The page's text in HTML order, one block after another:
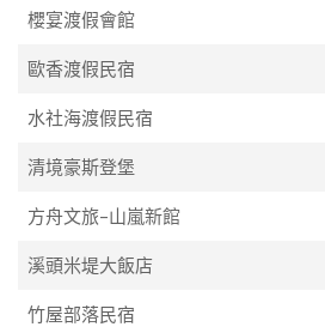
櫻宴渡假會館
歐香渡假民宿
水社海渡假民宿
清境豪斯登堡
方舟文旅–山嵐新館
溪頭米堤大飯店
竹屋部落民宿